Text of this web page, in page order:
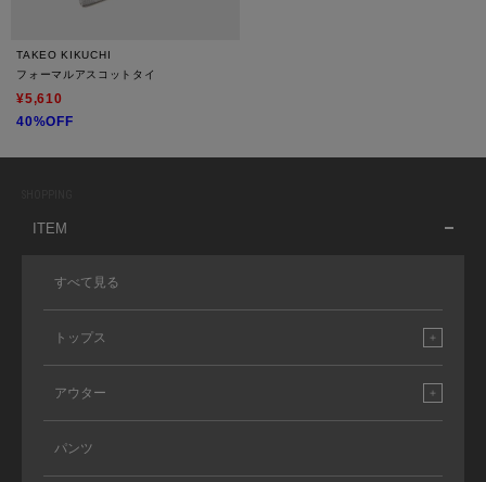
TAKEO KIKUCHI
フォーマルアスコットタイ
¥5,610
40%OFF
ITEM
すべて見る
トップス
アウター
パンツ